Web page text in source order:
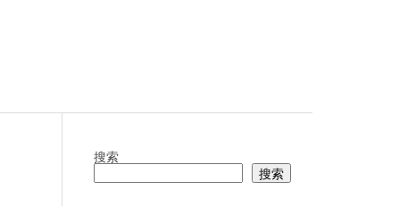
搜索
搜索